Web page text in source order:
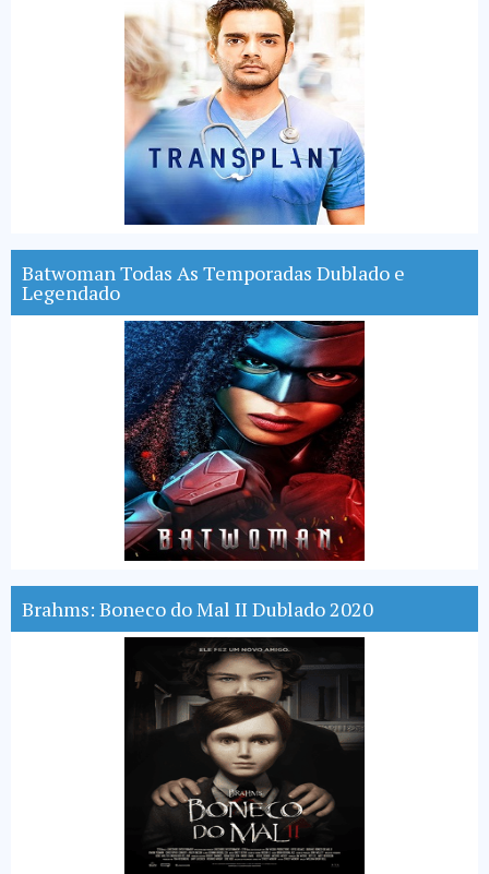
Batwoman Todas As Temporadas Dublado e
Legendado
Brahms: Boneco do Mal II Dublado 2020